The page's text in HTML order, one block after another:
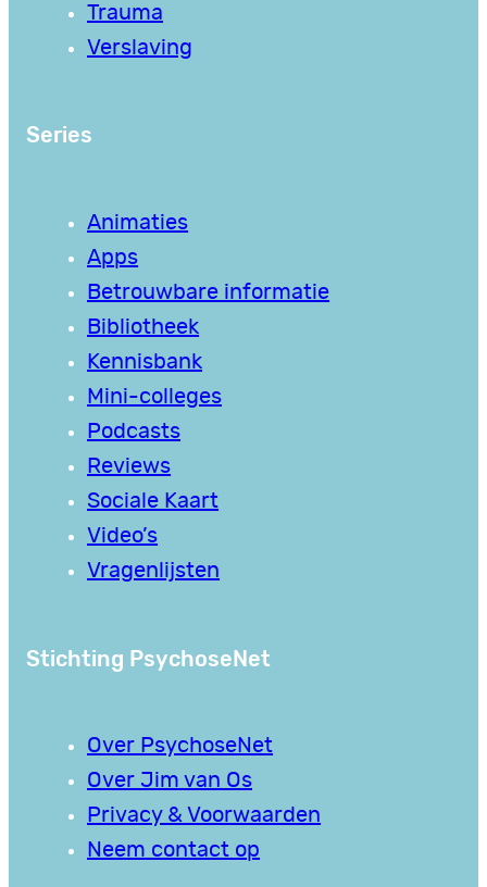
Trauma
Verslaving
Series
Animaties
Apps
Betrouwbare informatie
Bibliotheek
Kennisbank
Mini-colleges
Podcasts
Reviews
Sociale Kaart
Video’s
Vragenlijsten
Stichting PsychoseNet
Over PsychoseNet
Over Jim van Os
Privacy & Voorwaarden
Neem contact op